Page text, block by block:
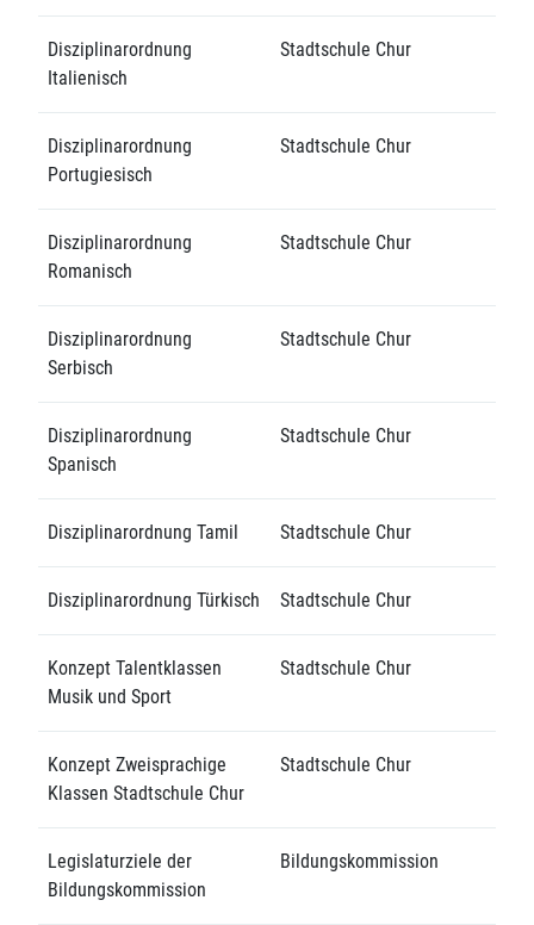
Disziplinarordnung
Italienisch
Stadtschule Chur
Disziplinarordnung
Portugiesisch
Stadtschule Chur
Disziplinarordnung
Romanisch
Stadtschule Chur
Disziplinarordnung
Serbisch
Stadtschule Chur
Disziplinarordnung
Spanisch
Stadtschule Chur
Disziplinarordnung Tamil Stadtschule Chur
Disziplinarordnung Türkisch Stadtschule Chur
Konzept Talentklassen
Musik und Sport
Stadtschule Chur
Konzept Zweisprachige
Klassen Stadtschule Chur
Stadtschule Chur
Legislaturziele der
Bildungskommission
Bildungskommission